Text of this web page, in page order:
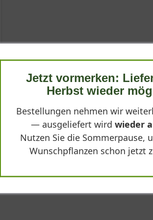
caesiiglauca 'Frikart', ist eine vielseitige
Bodendecker für sonnige bis
weißen Blüten, die im Juni und
Namen geben. Diese Früchte verleihen
Acaena caesiiglauca 'Frikart'"
Jetzt vormerken:
Herbst wieder
Bestellungen nehmen wir
— ausgeliefert wird wieder
Nutzen Sie die Sommerpause,
Wunschpflanzen schon jetzt